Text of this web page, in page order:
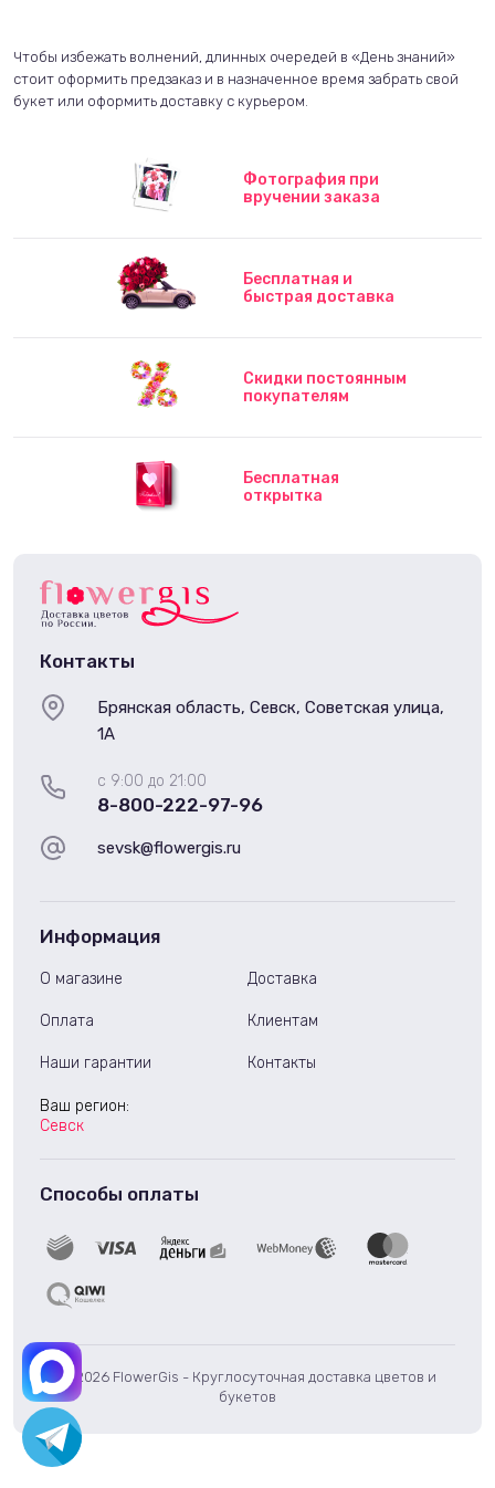
Чтобы избежать волнений, длинных очередей в «День знаний»
стоит оформить предзаказ и в назначенное время забрать свой
букет или оформить доставку с курьером.
Фотография при
вручении заказа
Бесплатная и
быстрая доставка
Скидки постоянным
покупателям
Бесплатная
открытка
© 2026 FlowerGis - Круглосуточная доставка цветов и
букетов
Контакты
с 9:00 до 21:00
8-800-222-97-96
Брянская область, Севск, Советская улица,
1А
sevsk@flowergis.ru
Информация
О магазине Доставка
Оплата Клиентам
Наши гарантии Контакты
Ваш регион:
Севск
Способы оплаты